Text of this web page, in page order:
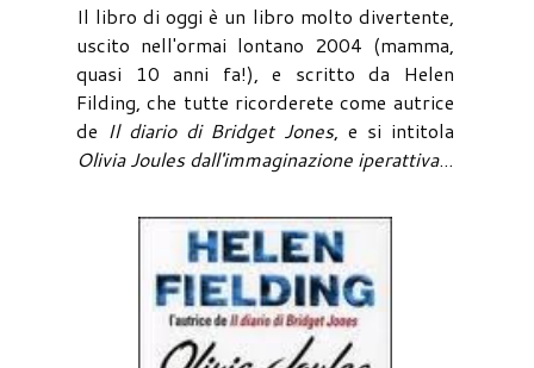
Il libro di oggi è un libro molto divertente,
uscito nell'ormai lontano 2004 (mamma,
quasi 10 anni fa!), e scritto da Helen
Filding, che tutte ricorderete come autrice
de Il diario di Bridget Jones, e si intitola
Olivia Joules dall'immaginazione iperattiva...